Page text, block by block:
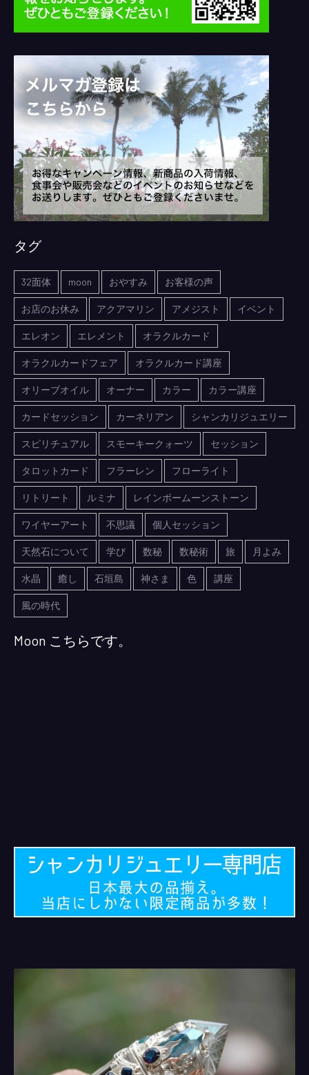
タグ
32面体 moon おやすみ お客様の声
お店のお休み アクアマリン アメジスト イベント
エレオン エレメント オラクルカード
オラクルカードフェア オラクルカード講座
オリーブオイル オーナー カラー カラー講座
カードセッション カーネリアン シャンカリジュエリー
スピリチュアル スモーキークォーツ セッション
タロットカード フラーレン フローライト
リトリート ルミナ レインボームーンストーン
ワイヤーアート 不思議 個人セッション
天然石について 学び 数秘 数秘術 旅 月よみ
水晶 癒し 石垣島 神さま 色 講座
風の時代
Moon こちらです。